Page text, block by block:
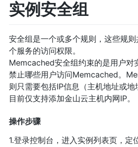
实例安全组
安全组是一个或多个规则，这些规
个服务的访问权限。
Memcached安全组约束的是用户对
禁止哪些用户访问Memcached。
则只需要包括IP信息（主机地址或地
目前仅支持添加金山云主机内网IP。
操作步骤
1.登录控制台，进入实例列表页，定